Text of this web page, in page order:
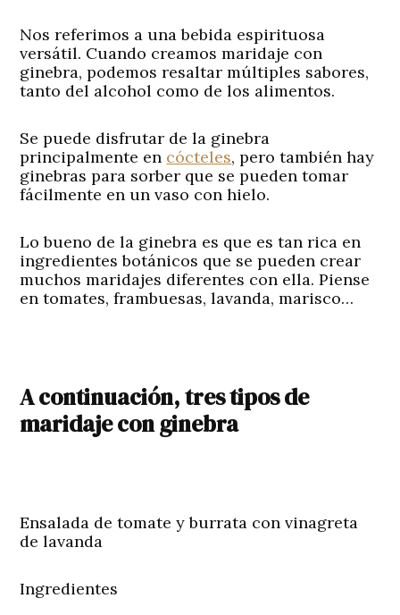
Nos referimos a una bebida espirituosa
versátil. Cuando creamos maridaje con
ginebra, podemos resaltar múltiples sabores,
tanto del alcohol como de los alimentos.
Se puede disfrutar de la ginebra
principalmente en cócteles, pero también hay
ginebras para sorber que se pueden tomar
fácilmente en un vaso con hielo.
Lo bueno de la ginebra es que es tan rica en
ingredientes botánicos que se pueden crear
muchos maridajes diferentes con ella. Piense
en tomates, frambuesas, lavanda, marisco…
A continuación, tres tipos de
maridaje con ginebra
Ensalada de tomate y burrata con vinagreta
de lavanda
Ingredientes